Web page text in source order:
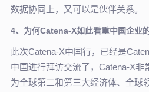
数据协同上，又可以是伙伴关系。
4、为何Catena-X如此看重中国企业
此次Catena-X中国行，已经是
中国进行拜访交流了，Catena-X非
为全球第二和第三大经济体、全球